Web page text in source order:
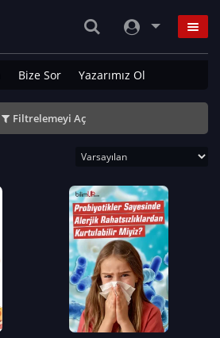
Bize Sor Yazarımız Ol
Filtrelemeyi Aç